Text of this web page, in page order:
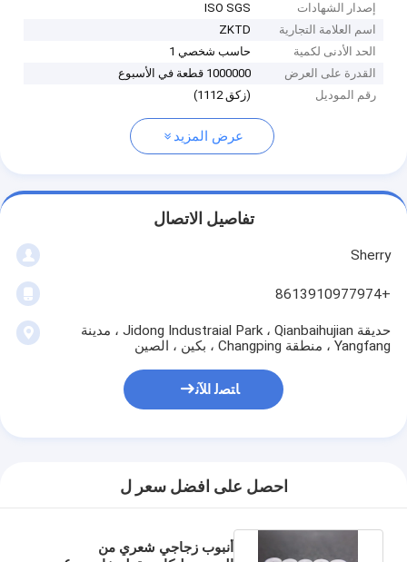
إصدار الشهادات
ISO SGS
اسم العلامة التجارية
ZKTD
الحد الأدنى لكمية
حاسب شخصي 1
القدرة على العرض
1000000 قطعة في الأسبوع
رقم الموديل
(زكق 1112)
عرض المزيد
تفاصيل الاتصال
Sherry
+8613910977974
حديقة Jidong Industraial Park ، Qianbaihujian ، مدينة
Yangfang ، منطقة Changping ، بكين ، الصين
ﺎﺘﺼﻟ ﺍﻶﻧ
احصل على افضل سعر ل
أنبوب زجاجي شعري من